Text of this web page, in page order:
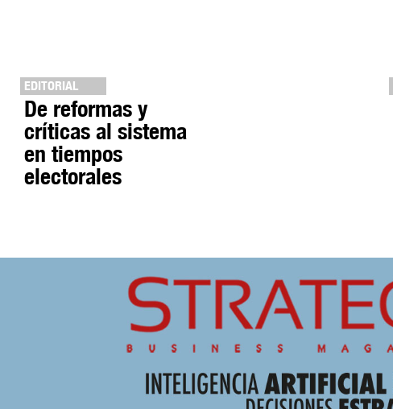
EDITORIAL
De reformas y
críticas al sistema
en tiempos
electorales